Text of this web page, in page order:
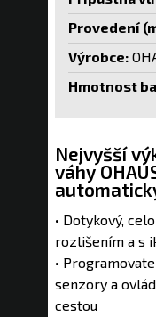
Provedení
Výrobce:
Hmotnost
Nejvyšší
váhy
• Dotykový,
rozlišením a s
•
senzory a
cestou